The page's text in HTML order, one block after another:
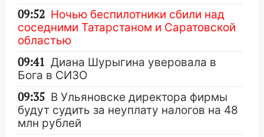
09:52 Ночью беспилотники сбили над
соседними Татарстаном и Саратовской
областью
09:41 Диана Шурыгина уверовала в
Бога в СИЗО
09:35 В Ульяновске директора фирмы
будут судить за неуплату налогов на 48
млн рублей